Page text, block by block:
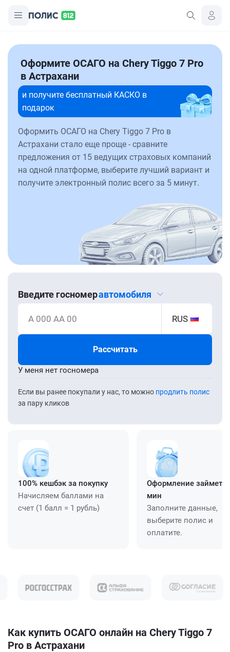
Оформите ОСАГО на Chery Tiggo 7 Pro
в Астрахани
и получите бесплатный КАСКО в
подарок
Оформить ОСАГО на Chery Tiggo 7 Pro в
Астрахани стало еще проще - сравните
предложения от 15 ведущих страховых компаний
на одной платформе, выберите лучший вариант и
получите электронный полис всего за 5 минут.
Введите госномеравтомобиля
А 000 АА 00 RUS
Рассчитать
Если вы ранее покупали у нас, то можно продлить полис
за пару кликов
У меня нет госномера
100% кешбэк за покупку
Начисляем баллами на
счет (1 балл = 1 рубль)
Оформление займет
мин
Заполните данные,
выберите полис и
оплатите.
Как купить ОСАГО онлайн на Chery Tiggo 7
Pro в Астрахани